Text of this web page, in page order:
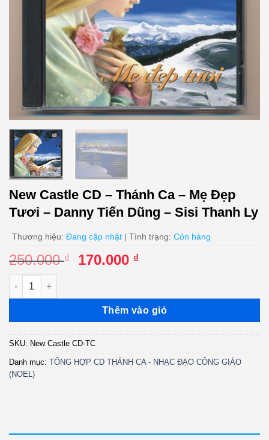
New Castle CD – Thánh Ca – Mẹ Đẹp
Tươi – Danny Tiến Dũng – Sisi Thanh Ly
Thương hiệu: Đang cập nhật | Tình trạng: Còn hàng
250.000₫
Giá
250.000 ₫.
170.000 ₫Giá
là:
170.000 ₫.
New Castle CD - Thánh Ca - Mẹ Đẹp Tươi - Danny Tiến Dũng
Thêm vào giỏ
SKU: New Castle CD-TC
Danh mục: TỔNG HỢP CD THÁNH CA - NHẠC ĐẠO CÔNG GIÁO
(NOEL)